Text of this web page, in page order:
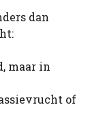
dan
maar in
of